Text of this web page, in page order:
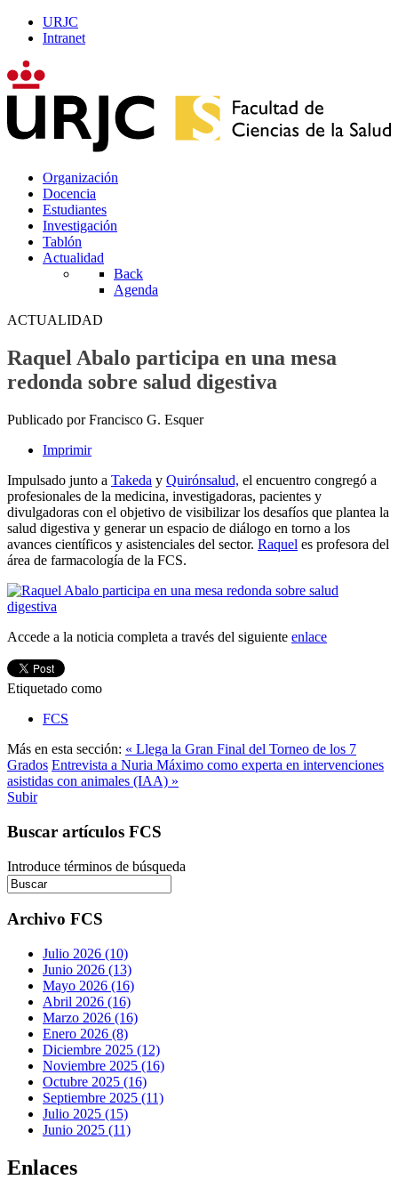
URJC
Intranet
Organización
Docencia
Estudiantes
Investigación
Tablón
Actualidad
Back
Agenda
ACTUALIDAD
Raquel Abalo participa en una mesa
redonda sobre salud digestiva
Publicado por Francisco G. Esquer
Imprimir
Impulsado junto a Takeda y Quirónsalud, el encuentro congregó a
profesionales de la medicina, investigadoras, pacientes y
divulgadoras con el objetivo de visibilizar los desafíos que plantea la
salud digestiva y generar un espacio de diálogo en torno a los
avances científicos y asistenciales del sector. Raquel es profesora del
área de farmacología de la FCS.
Accede a la noticia completa a través del siguiente enlace
Etiquetado como
FCS
Más en esta sección: « Llega la Gran Final del Torneo de los 7
Grados Entrevista a Nuria Máximo como experta en intervenciones
asistidas con animales (IAA) »
Subir
Buscar artículos FCS
Introduce términos de búsqueda
Archivo FCS
Julio 2026 (10)
Junio 2026 (13)
Mayo 2026 (16)
Abril 2026 (16)
Marzo 2026 (16)
Enero 2026 (8)
Diciembre 2025 (12)
Noviembre 2025 (16)
Octubre 2025 (16)
Septiembre 2025 (11)
Julio 2025 (15)
Junio 2025 (11)
Enlaces